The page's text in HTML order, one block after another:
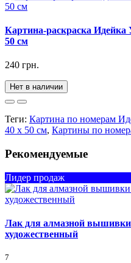
Картина-раскраска
50 см
240 грн.
Нет в наличии
Теги: Картина по номерам
40 х 50 см, Картины по
Рекомендуемые
Лидер продаж
Лак для алмазной
художественный
7